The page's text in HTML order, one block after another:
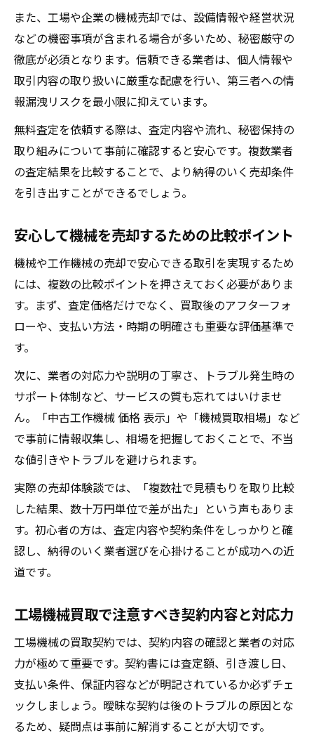
また、工場や企業の機械売却では、設備情報や経営状況
などの機密事項が含まれる場合が多いため、秘密厳守の
徹底が必須となります。信頼できる業者は、個人情報や
取引内容の取り扱いに厳重な配慮を行い、第三者への情
報漏洩リスクを最小限に抑えています。
無料査定を依頼する際は、査定内容や流れ、秘密保持の
取り組みについて事前に確認すると安心です。複数業者
の査定結果を比較することで、より納得のいく売却条件
を引き出すことができるでしょう。
安心して機械を売却するための比較ポイント
機械や工作機械の売却で安心できる取引を実現するため
には、複数の比較ポイントを押さえておく必要がありま
す。まず、査定価格だけでなく、買取後のアフターフォ
ローや、支払い方法・時期の明確さも重要な評価基準で
す。
次に、業者の対応力や説明の丁寧さ、トラブル発生時の
サポート体制など、サービスの質も忘れてはいけませ
ん。「中古工作機械 価格 表示」や「機械買取相場」など
で事前に情報収集し、相場を把握しておくことで、不当
な値引きやトラブルを避けられます。
実際の売却体験談では、「複数社で見積もりを取り比較
した結果、数十万円単位で差が出た」という声もありま
す。初心者の方は、査定内容や契約条件をしっかりと確
認し、納得のいく業者選びを心掛けることが成功への近
道です。
工場機械買取で注意すべき契約内容と対応力
工場機械の買取契約では、契約内容の確認と業者の対応
力が極めて重要です。契約書には査定額、引き渡し日、
支払い条件、保証内容などが明記されているか必ずチェ
ックしましょう。曖昧な契約は後のトラブルの原因とな
るため、疑問点は事前に解消することが大切です。